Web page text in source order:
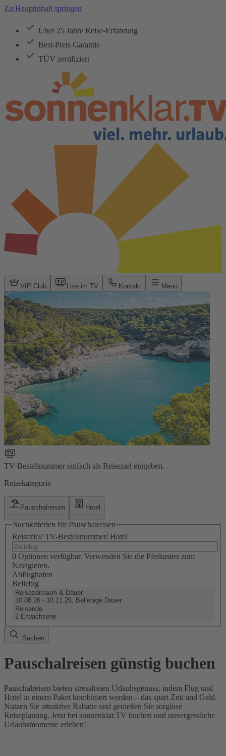
Zu Hauptinhalt springen
Über 25 Jahre Reise-Erfahrung
Best-Preis Garantie
TÜV zertifiziert
VIP Club Live im TV Kontakt Menü
TV-Bestellnummer einfach als Reiseziel eingeben.
Reisekategorie
Pauschalreisen Hotel
Suchkriterien für Pauschalreisen
Reiseziel/ TV-Bestellnummer/ Hotel
0 Optionen verfügbar. Verwenden Sie die Pfeiltasten zum
Navigieren.
Abflughafen
Beliebig
Reisezeitraum & Dauer
10.08.26 - 10.11.26, Beliebige Dauer
Reisende
2 Erwachsene
Suchen
Pauschalreisen günstig buchen
Pauschalreisen bieten stressfreien Urlaubsgenuss, indem Flug und
Hotel in einem Paket kombiniert werden – das spart Zeit und Geld.
Nutzen Sie attraktive Rabatte und genießen Sie sorglose
Reiseplanung. Jetzt bei sonnenklar.TV buchen und unvergessliche
Urlaubsmomente erleben!